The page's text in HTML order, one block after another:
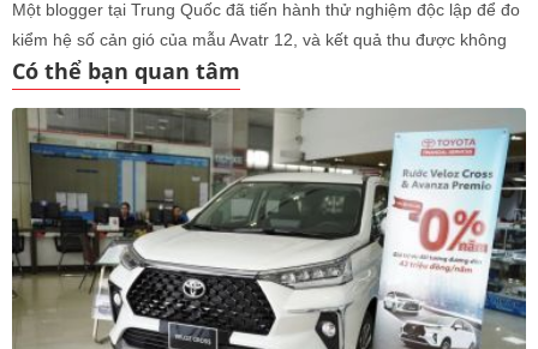
Một blogger tại Trung Quốc đã tiến hành thử nghiệm độc lập để đo
kiểm hệ số cản gió của mẫu Avatr 12, và kết quả thu được không
khớp với thông số mà hãng công bố.
Có thể bạn quan tâm